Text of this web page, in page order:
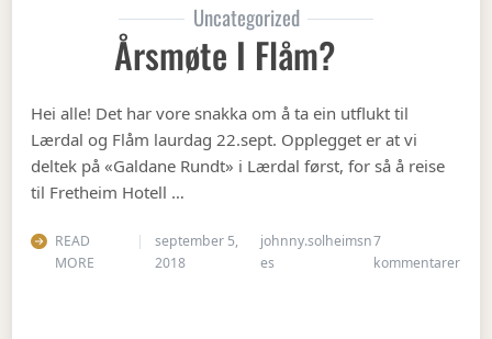
Uncategorized
Årsmøte I Flåm?
Hei alle! Det har vore snakka om å ta ein utflukt til
Lærdal og Flåm laurdag 22.sept. Opplegget er at vi
deltek på «Galdane Rundt» i Lærdal først, for så å reise
til Fretheim Hotell …
READ
MORE
september 5,
2018
johnny.solheimsn
es
7
kommentarertil